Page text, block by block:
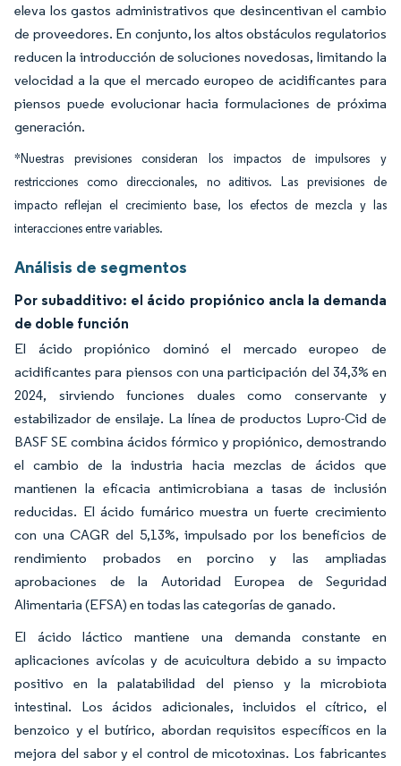
eleva los gastos administrativos que desincentivan el cambio
de proveedores. En conjunto, los altos obstáculos regulatorios
reducen la introducción de soluciones novedosas, limitando la
velocidad a la que el mercado europeo de acidificantes para
piensos puede evolucionar hacia formulaciones de próxima
generación.
*Nuestras previsiones consideran los impactos de impulsores y
restricciones como direccionales, no aditivos. Las previsiones de
impacto reflejan el crecimiento base, los efectos de mezcla y las
interacciones entre variables.
Análisis de segmentos
Por subadditivo: el ácido propiónico ancla la demanda
de doble función
El ácido propiónico dominó el mercado europeo de
acidificantes para piensos con una participación del 34,3% en
2024, sirviendo funciones duales como conservante y
estabilizador de ensilaje. La línea de productos Lupro-Cid de
BASF SE combina ácidos fórmico y propiónico, demostrando
el cambio de la industria hacia mezclas de ácidos que
mantienen la eficacia antimicrobiana a tasas de inclusión
reducidas. El ácido fumárico muestra un fuerte crecimiento
con una CAGR del 5,13%, impulsado por los beneficios de
rendimiento probados en porcino y las ampliadas
aprobaciones de la Autoridad Europea de Seguridad
Alimentaria (EFSA) en todas las categorías de ganado.
El ácido láctico mantiene una demanda constante en
aplicaciones avícolas y de acuicultura debido a su impacto
positivo en la palatabilidad del pienso y la microbiota
intestinal. Los ácidos adicionales, incluidos el cítrico, el
benzoico y el butírico, abordan requisitos específicos en la
mejora del sabor y el control de micotoxinas. Los fabricantes